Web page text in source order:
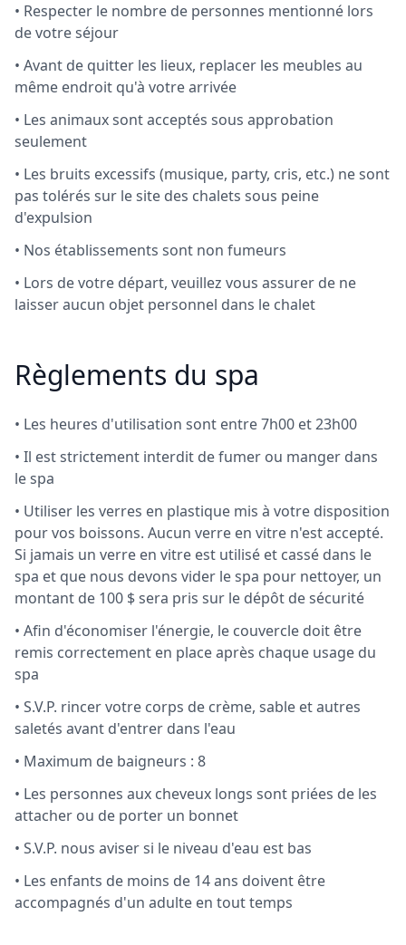
• Respecter le nombre de personnes mentionné lors
de votre séjour
• Avant de quitter les lieux, replacer les meubles au
même endroit qu'à votre arrivée
• Les animaux sont acceptés sous approbation
seulement
• Les bruits excessifs (musique, party, cris, etc.) ne sont
pas tolérés sur le site des chalets sous peine
d'expulsion
• Nos établissements sont non fumeurs
• Lors de votre départ, veuillez vous assurer de ne
laisser aucun objet personnel dans le chalet
Règlements du spa
• Les heures d'utilisation sont entre 7h00 et 23h00
• Il est strictement interdit de fumer ou manger dans
le spa
• Utiliser les verres en plastique mis à votre disposition
pour vos boissons. Aucun verre en vitre n'est accepté.
Si jamais un verre en vitre est utilisé et cassé dans le
spa et que nous devons vider le spa pour nettoyer, un
montant de 100 $ sera pris sur le dépôt de sécurité
• Afin d'économiser l'énergie, le couvercle doit être
remis correctement en place après chaque usage du
spa
• S.V.P. rincer votre corps de crème, sable et autres
saletés avant d'entrer dans l'eau
• Maximum de baigneurs : 8
• Les personnes aux cheveux longs sont priées de les
attacher ou de porter un bonnet
• S.V.P. nous aviser si le niveau d'eau est bas
• Les enfants de moins de 14 ans doivent être
accompagnés d'un adulte en tout temps